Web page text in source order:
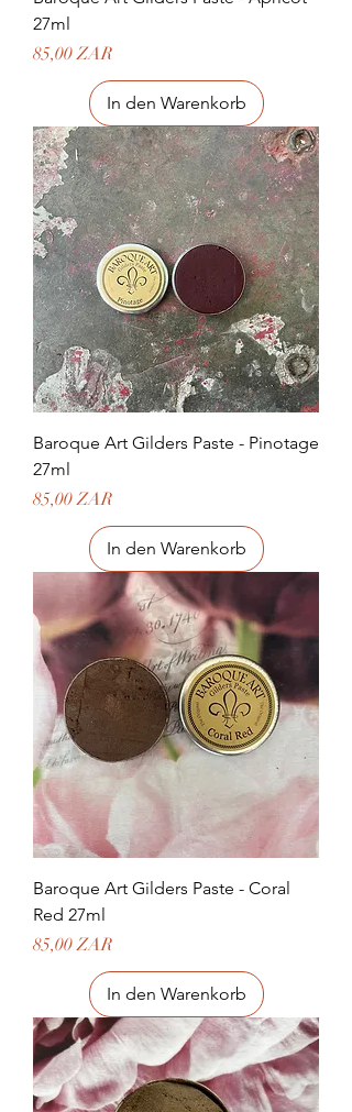
27ml
Preis
85,00 ZAR
In den Warenkorb
Baroque Art Gilders Paste - Pinotage
27ml
Preis
85,00 ZAR
In den Warenkorb
Baroque Art Gilders Paste - Coral
Red 27ml
Preis
85,00 ZAR
In den Warenkorb